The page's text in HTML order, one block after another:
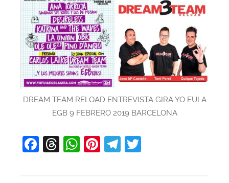
DREAM TEAM RELOAD ENTREVISTA GIRA YO FUI A
EGB 9 FEBRERO 2019 BARCELONA
F
T
W Pi
T